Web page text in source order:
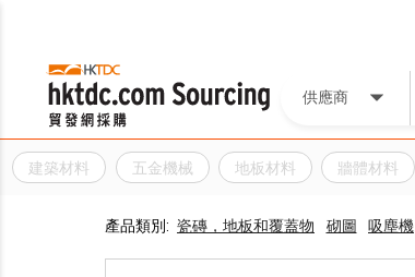
供應商
建築材料 五金機械 地板材料 牆體材料
產品類別: 瓷磚，地板和覆蓋物 砌圖 吸塵機